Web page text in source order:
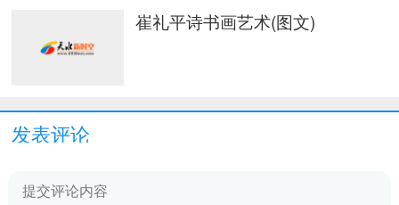
崔礼平诗书画艺术(图文)
发表评论